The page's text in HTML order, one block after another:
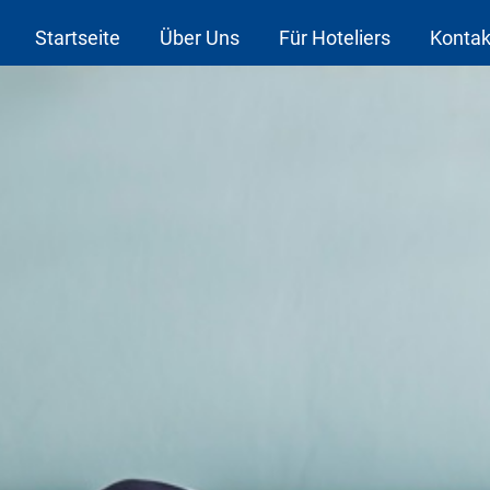
Startseite Über Uns Für Hoteliers